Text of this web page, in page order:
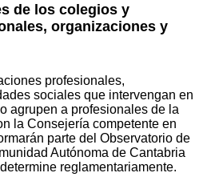
de los colegios y
organizaciones y
profesionales,
sociales que intervengan en
agrupen a profesionales de la
la Consejería competente en
parte del Observatorio de
Autónoma de Cantabria
reglamentariamente.